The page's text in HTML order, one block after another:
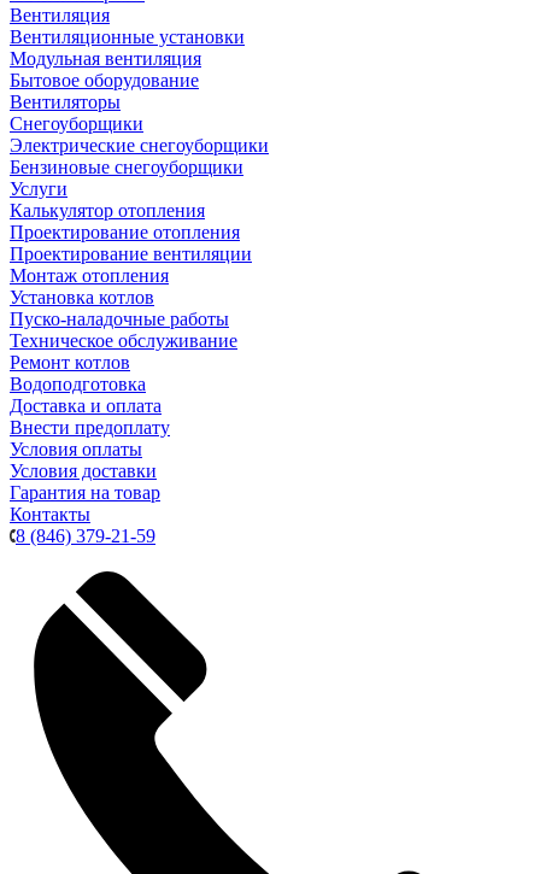
Вентиляция
Вентиляционные установки
Модульная вентиляция
Бытовое оборудование
Вентиляторы
Снегоуборщики
Электрические снегоуборщики
Бензиновые снегоуборщики
Услуги
Калькулятор отопления
Проектирование отопления
Проектирование вентиляции
Монтаж отопления
Установка котлов
Пуско-наладочные работы
Техническое обслуживание
Ремонт котлов
Водоподготовка
Доставка и оплата
Внести предоплату
Условия оплаты
Условия доставки
Гарантия на товар
Контакты
8 (846) 379-21-59